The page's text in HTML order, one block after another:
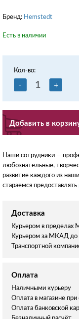
Бренд: Hemstedt
Есть в наличии
Кол-во:
- +
Добавить в
Наши сотрудники —
любознательные,
развитие каждого из
стараемся предоставлять
Доставка
Курьером в
Курьером за МКАД до
Транспортной
Оплата
Наличными курьеру
Оплата в магазине при
Оплата банковской